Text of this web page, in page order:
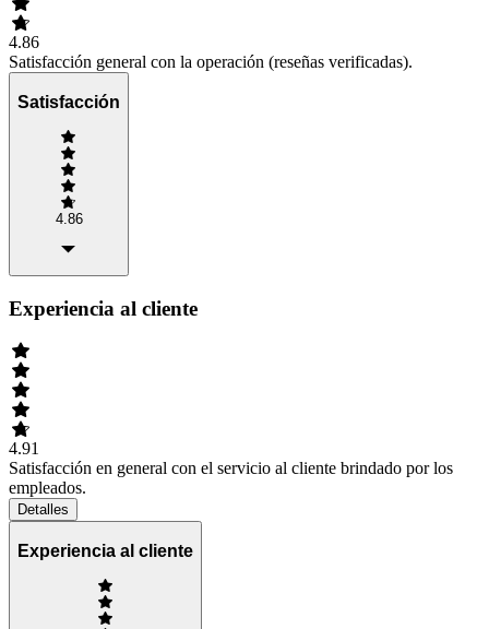
4.86
Satisfacción general con la operación (reseñas verificadas).
Satisfacción
4.86
Experiencia al cliente
4.91
Satisfacción en general con el servicio al cliente brindado por los
empleados.
Detalles
Experiencia al cliente